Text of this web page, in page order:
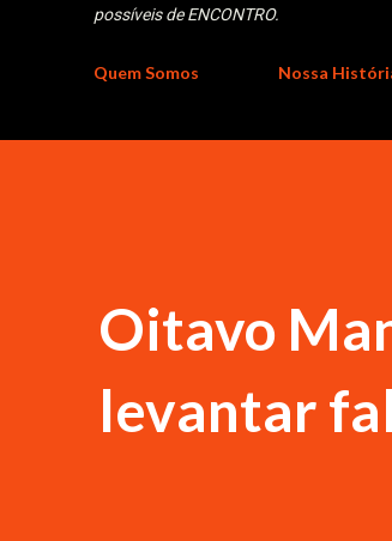
possíveis de ENCONTRO.
Quem Somos Nossa
Oitavo
levantar